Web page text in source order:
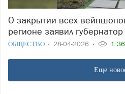
О закрытии всех вейпшопов и «наливаек» в
регионе заявил губернатор
ОБЩЕСТВО 28-04-2026 1
Еще